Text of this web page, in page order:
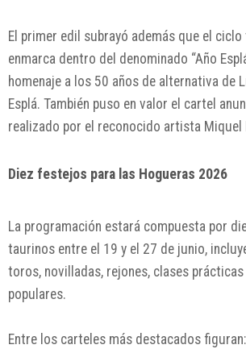
El primer edil subrayó además que el
enmarca dentro del denominado “Año
homenaje a los 50 años de alternativa de
Esplá. También puso en valor el cartel
realizado por el reconocido artista Miquel
Diez festejos para las Hogueras 2026
La programación estará compuesta por
taurinos entre el 19 y el 27 de junio,
toros, novilladas, rejones, clases
populares.
Entre los carteles más destacados figuran: